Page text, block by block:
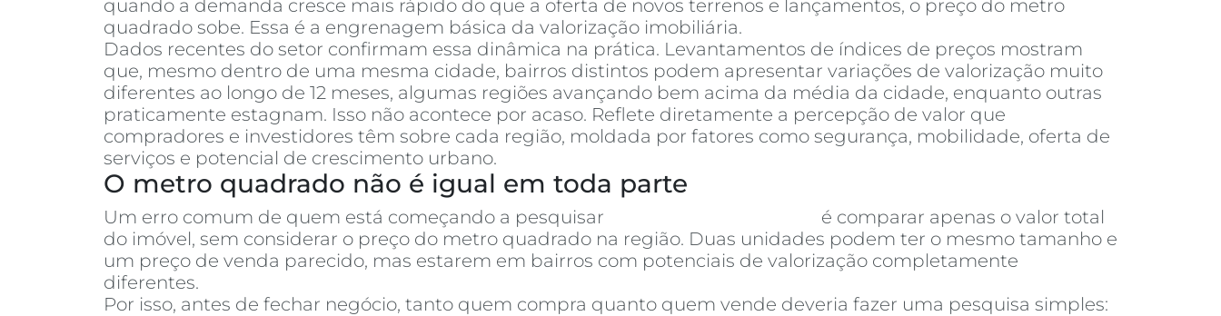
quando a demanda cresce mais rápido do que a oferta de novos terrenos e lançamentos, o preço do metro
quadrado sobe. Essa é a engrenagem básica da valorização imobiliária.
Dados recentes do setor confirmam essa dinâmica na prática. Levantamentos de índices de preços mostram
que, mesmo dentro de uma mesma cidade, bairros distintos podem apresentar variações de valorização muito
diferentes ao longo de 12 meses, algumas regiões avançando bem acima da média da cidade, enquanto outras
praticamente estagnam. Isso não acontece por acaso. Reflete diretamente a percepção de valor que
compradores e investidores têm sobre cada região, moldada por fatores como segurança, mobilidade, oferta de
serviços e potencial de crescimento urbano.
O metro quadrado não é igual em toda parte
Um erro comum de quem está começando a pesquisar
é comparar apenas o valor total
do imóvel, sem considerar o preço do metro quadrado na região. Duas unidades podem ter o mesmo tamanho e
um preço de venda parecido, mas estarem em bairros com potenciais de valorização completamente
diferentes.
Por isso, antes de fechar negócio, tanto quem compra quanto quem vende deveria fazer uma pesquisa simples: